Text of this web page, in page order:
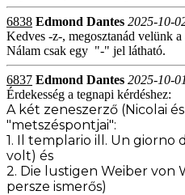
6838 Edmond Dantes 2025-10-
Kedves -z-, megosztanád velünk
Nálam csak egy "-" jel látható.
6837 Edmond Dantes 2025-10-
Érdekesség a tegnapi kérdéshez:
A két zeneszerző (Nicolai
"metszéspontjai":
1. Il templario ill. Un
volt) és
2. Die lustigen Weiber von
persze ismerős)